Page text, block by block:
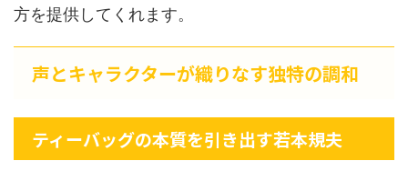
方を提供してくれます。
声とキャラクターが織りなす独特の調和
ティーバッグの本質を引き出す若本規夫